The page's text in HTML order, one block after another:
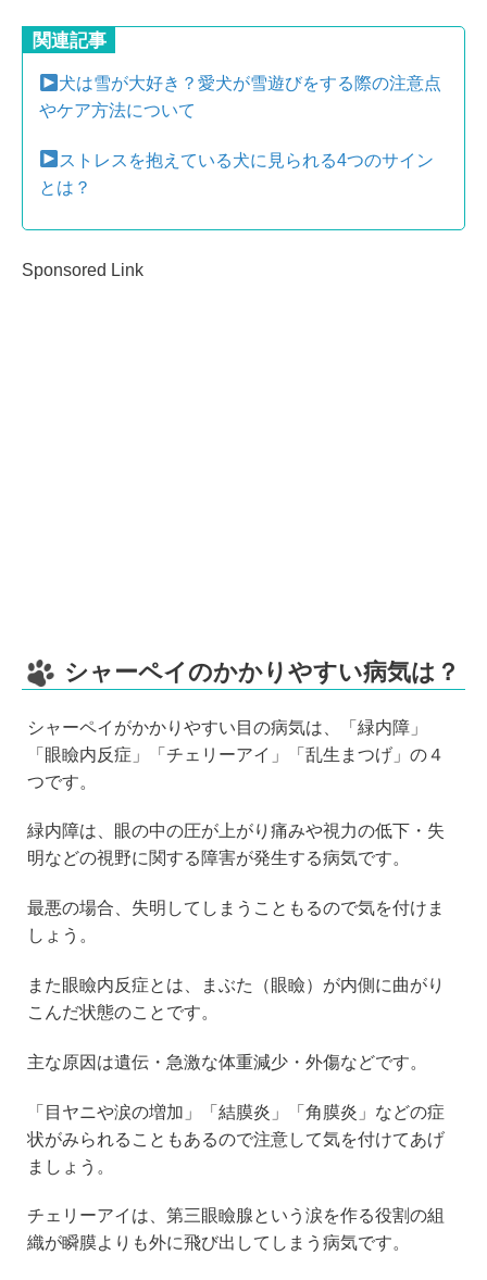
関連記事
犬は雪が大好き？愛犬が雪遊びをする際の注意点
やケア方法について
ストレスを抱えている犬に見られる4つのサイン
とは？
Sponsored Link
シャーペイのかかりやすい病気は？
シャーペイがかかりやすい目の病気は、「緑内障」
「眼瞼内反症」「チェリーアイ」「乱生まつげ」の４
つです。
緑内障は、眼の中の圧が上がり痛みや視力の低下・失
明などの視野に関する障害が発生する病気です。
最悪の場合、失明してしまうこともるので気を付けま
しょう。
また眼瞼内反症とは、まぶた（眼瞼）が内側に曲がり
こんだ状態のことです。
主な原因は遺伝・急激な体重減少・外傷などです。
「目ヤニや涙の増加」「結膜炎」「角膜炎」などの症
状がみられることもあるので注意して気を付けてあげ
ましょう。
チェリーアイは、第三眼瞼腺という涙を作る役割の組
織が瞬膜よりも外に飛び出してしまう病気です。